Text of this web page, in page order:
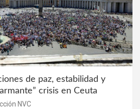
de paz, estabilidad y
crisis en Ceuta
NVC